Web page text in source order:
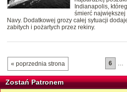
Indianapolis,
śmierć
Navy. Dodatkowej grozy całej sytuacji
zabitych i pożartych przez rekiny.
« poprzednia strona 6 …
Zostań Patronem